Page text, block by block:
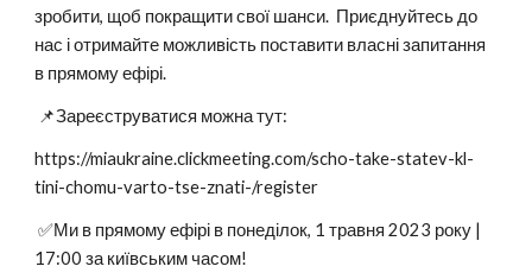
зробити, щоб покращити свої шанси. Приєднуйтесь до
нас і отримайте можливість поставити власні запитання
в прямому ефірі.
📌Зареєструватися можна тут:
https://miaukraine.clickmeeting.com/scho-take-statev-kl-
tini-chomu-varto-tse-znati-/register
✅Ми в прямому ефірі в понеділок, 1 травня 2023 року |
17:00 за київським часом!